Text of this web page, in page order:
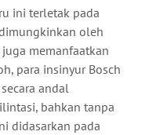
ini terletak pada
oleh
memanfaatkan
para insinyur Bosch
andal
bahkan tanpa
didasarkan pada